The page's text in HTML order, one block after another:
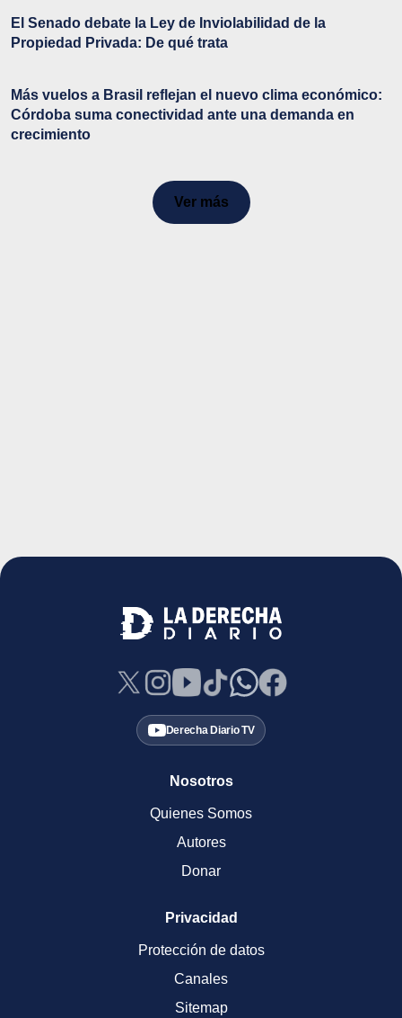
El Senado debate la Ley de Inviolabilidad de la
Propiedad Privada: De qué trata
Más vuelos a Brasil reflejan el nuevo clima económico:
Córdoba suma conectividad ante una demanda en
crecimiento
Ver más
Derecha Diario TV
Nosotros
Quienes Somos
Autores
Donar
Privacidad
Protección de datos
Canales
Sitemap